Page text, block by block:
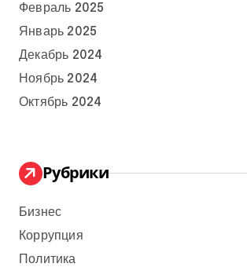
Февраль 2025
Январь 2025
Декабрь 2024
Ноябрь 2024
Октябрь 2024
Рубрики
Бизнес
Коррупция
Политика